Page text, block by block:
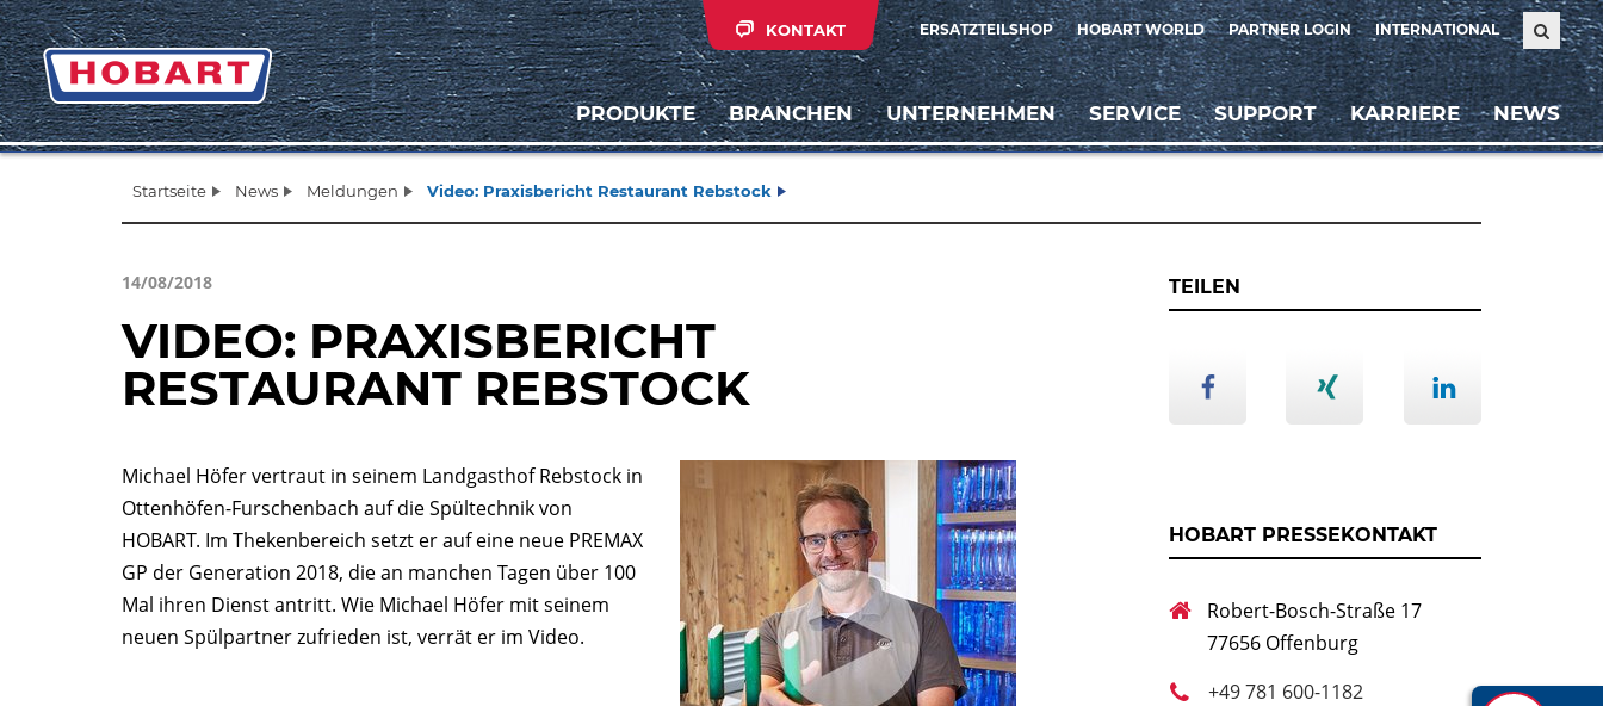
ERSATZTEILSHOP HOBART WORLD PARTNER LOGIN INTERNATIONAL
KONTAKT
PRODUKTE BRANCHEN UNTERNEHMEN SERVICE SUPPORT KARRIERE NEWS
Startseite News Meldungen Video: Praxisbericht Restaurant Rebstock
14/08/2018
VIDEO: PRAXISBERICHT
RESTAURANT REBSTOCK
Michael Höfer vertraut in seinem Landgasthof Rebstock in
Ottenhöfen-Furschenbach auf die Spültechnik von
HOBART. Im Thekenbereich setzt er auf eine neue PREMAX
GP der Generation 2018, die an manchen Tagen über 100
Mal ihren Dienst antritt. Wie Michael Höfer mit seinem
neuen Spülpartner zufrieden ist, verrät er im Video.
TEILEN
HOBART PRESSEKONTAKT
Robert-Bosch-Straße 17
77656 Offenburg
+49 781 600-1182